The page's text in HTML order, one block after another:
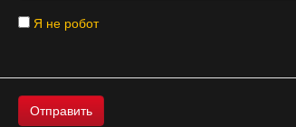
Я не робот